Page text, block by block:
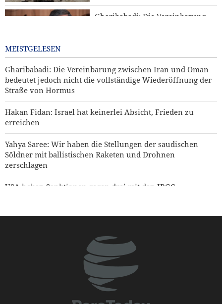
Yahya Saree: Wir haben die Stellungen der saudischen
Gharibabadi: Die Vereinbarung
Straße von Hormus
1 day ago
MEISTGELESEN
Gharibabadi: Die Vereinbarung zwischen Iran und Oman
bedeutet jedoch nicht die vollständige Wiederöffnung der
Straße von Hormus
Hakan Fidan: Israel hat keinerlei Absicht, Frieden zu
erreichen
Yahya Saree: Wir haben die Stellungen der saudischen
Söldner mit ballistischen Raketen und Drohnen
zerschlagen
USA heben Sanktionen gegen drei mit den IRGC
Kommentar | Die Zukunft der regionalen Sicherheit:
Staaten der Region unverzichtbar ist
Jemen warnt Saudi-Arabien
Hamas: Der Angriff auf den Norden Jerusalems wird
unseren Widerstand gegen die Pläne zur Judaisierung